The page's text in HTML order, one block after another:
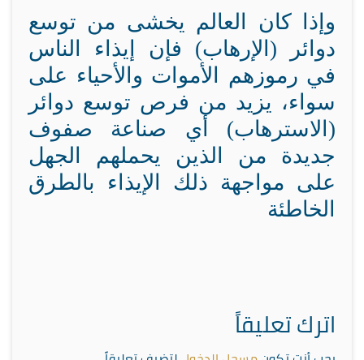
وإذا كان العالم يخشى من توسع
دوائر (الإرهاب) فإن إيذاء الناس
في رموزهم الأموات والأحياء على
سواء، يزيد من فرص توسع دوائر
(الاسترهاب) أي صناعة صفوف
جديدة من الذين يحملهم الجهل
على مواجهة ذلك الإيذاء بالطرق
الخاطئة
اترك تعليقاً